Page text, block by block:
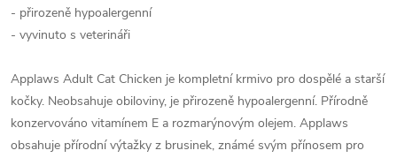
- přirozeně hypoalergenní
- vyvinuto s veterináři
Applaws Adult Cat Chicken je kompletní krmivo pro dospělé a starší
kočky. Neobsahuje obiloviny, je přirozeně hypoalergenní. Přírodně
konzervováno vitamínem E a rozmarýnovým olejem. Applaws
obsahuje přírodní výtažky z brusinek, známé svým přínosem pro